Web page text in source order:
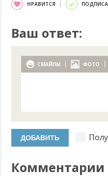
НРАВИТСЯ
Ваш ответ:
СМАЙЛЫ ФОТО
Комментарии